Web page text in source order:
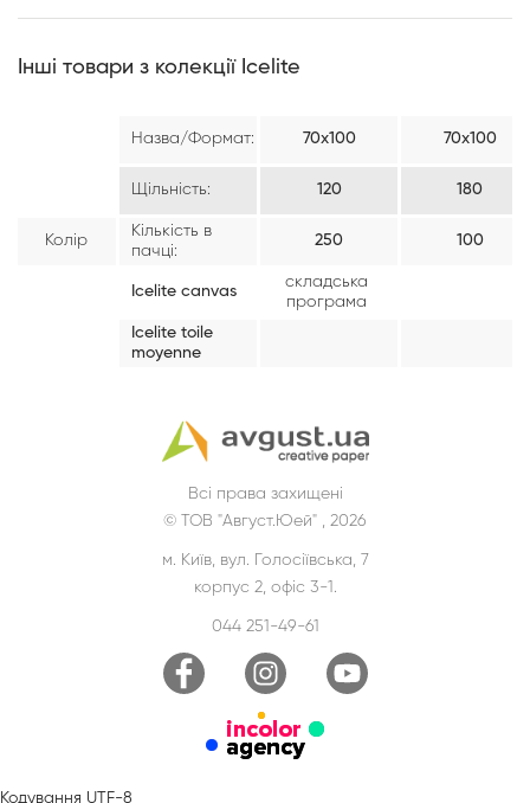
Інші товари з колекції Icelite
Назва/Формат: 70х100 70х100
Щільність: 120 180
Колір
Кількість в
пачці:
250 100
Icelite canvas
складська
програма
Icelite toile
moyenne
Всі права захищені
© ТОВ "Август.Юей" , 2026
м. Київ, вул. Голосіївська, 7
корпус 2, офіс 3-1.
044 251-49-61
Кодування UTF-8